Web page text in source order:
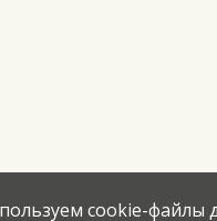
cookie-файлы